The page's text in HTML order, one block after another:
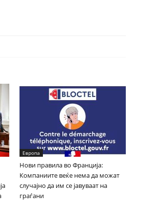
Европа
Нови правила во Франција:
Компаниите веќе нема да можат
случајно да им се јавуваат на
граѓани